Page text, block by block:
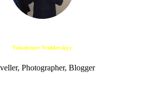
Volodymyr Vrublevskyy
Photographer, Blogger